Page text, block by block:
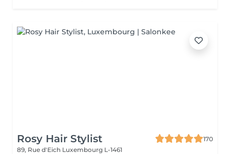
Rosy Hair Stylist
170
89, Rue d'Eich Luxembourg L-1461